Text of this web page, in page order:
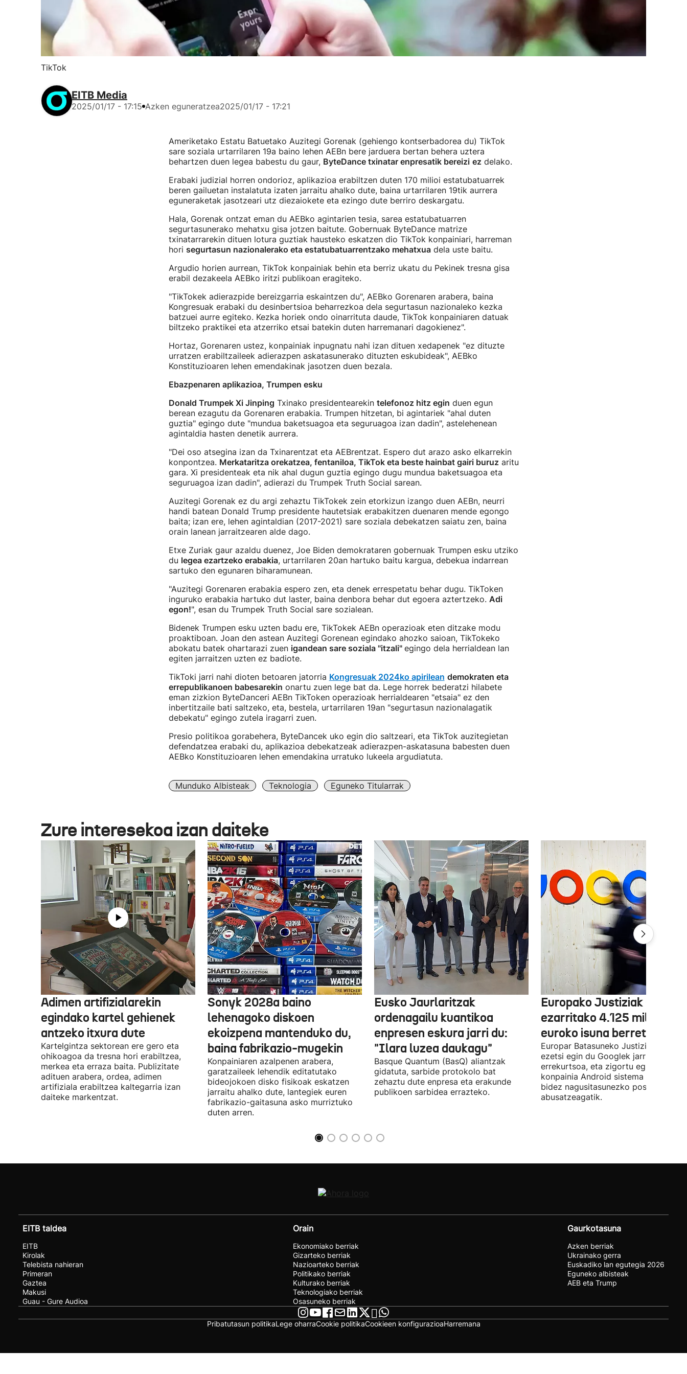
TikTok
EITB Media
2025/01/17 - 17:15 Azken eguneratzea2025/01/17 - 17:21
Ameriketako Estatu Batuetako Auzitegi Gorenak (gehiengo kontserbadorea du) TikTok
sare soziala urtarrilaren 19a baino lehen AEBn bere jarduera bertan behera uztera
behartzen duen legea babestu du gaur, ByteDance txinatar enpresatik bereizi ezdelako.
Erabaki judizial horren ondorioz, aplikazioa erabiltzen duten 170 milioi estatubatuarrek
beren gailuetan instalatuta izaten jarraitu ahalko dute, baina urtarrilaren 19tik aurrera
eguneraketak jasotzeari utz diezaiokete eta ezingo dute berriro deskargatu.
Hala, Gorenak ontzat eman du AEBko agintarien tesia, sarea estatubatuarren
segurtasunerako mehatxu gisa jotzen baitute. Gobernuak ByteDance matrize
txinatarrarekin dituen lotura guztiak hausteko eskatzen dio TikTok konpainiari, harreman
hori segurtasun nazionalerako eta estatubatuarrentzako mehatxuadela uste baitu.
Argudio horien aurrean, TikTok konpainiak behin eta berriz ukatu du Pekinek tresna gisa
erabil dezakeela AEBko iritzi publikoan eragiteko.
"TikTokek adierazpide bereizgarria eskaintzen du", AEBko Gorenaren arabera, baina
Kongresuak erabaki du desinbertsioa beharrezkoa dela segurtasun nazionaleko kezka
batzuei aurre egiteko. Kezka horiek ondo oinarrituta daude, TikTok konpainiaren datuak
biltzeko praktikei eta atzerriko etsai batekin duten harremanari dagokienez".
Hortaz, Gorenaren ustez, konpainiak inpugnatu nahi izan dituen xedapenek "ez dituzte
urratzen erabiltzaileek adierazpen askatasunerako dituzten eskubideak", AEBko
Konstituzioaren lehen emendakinak jasotzen duen bezala.
Ebazpenaren aplikazioa, Trumpen esku
Donald Trumpek Xi Jinping Txinako presidentearekin telefonoz hitz egin duen egun
berean ezagutu da Gorenaren erabakia. Trumpen hitzetan, bi agintariek "ahal duten
guztia" egingo dute "mundua baketsuagoa eta seguruagoa izan dadin", astelehenean
agintaldia hasten denetik aurrera.
"Dei oso atsegina izan da Txinarentzat eta AEBrentzat. Espero dut arazo asko elkarrekin
konpontzea. Merkataritza orekatzea, fentaniloa, TikTok eta beste hainbat gairi buruzaritu
gara. Xi presidenteak eta nik ahal dugun guztia egingo dugu mundua baketsuagoa eta
seguruagoa izan dadin", adierazi du Trumpek Truth Social sarean.
Auzitegi Gorenak ez du argi zehaztu TikTokek zein etorkizun izango duen AEBn, neurri
handi batean Donald Trump presidente hautetsiak erabakitzen duenaren mende egongo
baita; izan ere, lehen agintaldian (2017-2021) sare soziala debekatzen saiatu zen, baina
orain lanean jarraitzearen alde dago.
Etxe Zuriak gaur azaldu duenez, Joe Biden demokrataren gobernuak Trumpen esku utziko
du legea ezartzeko erabakia, urtarrilaren 20an hartuko baitu kargua, debekua indarrean
sartuko den egunaren biharamunean.
"Auzitegi Gorenaren erabakia espero zen, eta denek errespetatu behar dugu. TikToken
inguruko erabakia hartuko dut laster, baina denbora behar dut egoera aztertzeko. Adi
egon!", esan du Trumpek Truth Social sare sozialean.
Bidenek Trumpen esku uzten badu ere, TikTokek AEBn operazioak eten ditzake modu
proaktiboan. Joan den astean Auzitegi Gorenean egindako ahozko saioan, TikTokeko
abokatu batek ohartarazi zuen igandean sare soziala "itzali" egingo dela herrialdean lan
egiten jarraitzen uzten ez badiote.
TikToki jarri nahi dioten betoaren jatorria Kongresuak 2024ko apirilean demokraten eta
errepublikanoen babesarekin onartu zuen lege bat da. Lege horrek bederatzi hilabete
eman zizkion ByteDanceri AEBn TikToken operazioak herrialdearen "etsaia" ez den
inbertitzaile bati saltzeko, eta, bestela, urtarrilaren 19an "segurtasun nazionalagatik
debekatu" egingo zutela iragarri zuen.
Presio politikoa gorabehera, ByteDancek uko egin dio saltzeari, eta TikTok auzitegietan
defendatzea erabaki du, aplikazioa debekatzeak adierazpen-askatasuna babesten duen
AEBko Konstituzioaren lehen emendakina urratuko lukeela argudiatuta.
Munduko Albisteak Teknologia Eguneko Titularrak
Zure interesekoa izan daiteke
Adimen artifizialarekin
egindako kartel gehienek
antzeko itxura dute
Kartelgintza sektorean ere gero eta
ohikoagoa da tresna hori erabiltzea,
merkea eta erraza baita. Publizitate
adituen arabera, ordea, adimen
artifiziala erabiltzea kaltegarria izan
daiteke markentzat.
Sonyk 2028a baino
lehenagoko diskoen
ekoizpena mantenduko du,
baina fabrikazio-mugekin
Konpainiaren azalpenen arabera,
garatzaileek lehendik editatutako
bideojokoen disko fisikoak eskatzen
jarraitu ahalko dute, lantegiek euren
fabrikazio-gaitasuna asko murriztuko
duten arren.
Eusko Jaurlaritzak
ordenagailu kuantikoa
enpresen eskura jarri du:
"Ilara luzea daukagu"
Basque Quantum (BasQ) aliantzak
gidatuta, sarbide protokolo bat
zehaztu dute enpresa eta erakunde
publikoen sarbidea errazteko.
Europako Justiziak
ezarritako 4.125 milioi
euroko isuna berretsi du
Europar Batasuneko Justizia
ezetsi egin du Googlek jarritako
errekurtsoa, eta zigortu egin du
konpainia Android sistema
bidez nagusitasunezko posizioaz
abusatzeagatik.
EITB taldea
EITB
Kirolak
Telebista nahieran
Primeran
Gaztea
Makusi
Guau - Gure Audioa
Orain
Ekonomiako berriak
Gizarteko berriak
Nazioarteko berriak
Politikako berriak
Kulturako berriak
Teknologiako berriak
Osasuneko berriak
Gaurkotasuna
Azken berriak
Ukrainako gerra
Euskadiko lan egutegia 2026
Eguneko albisteak
AEB eta Trump
Pribatutasun politikaLege oharraCookie politikaCookieen konfigurazioaHarremana